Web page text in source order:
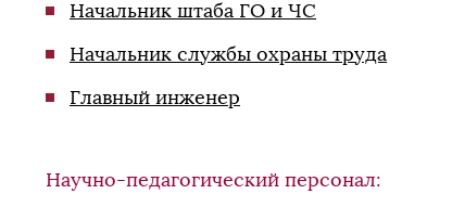
Начальник штаба ГО и ЧС
Начальник службы охраны труда
Главный инженер
Научно-педагогический персонал: